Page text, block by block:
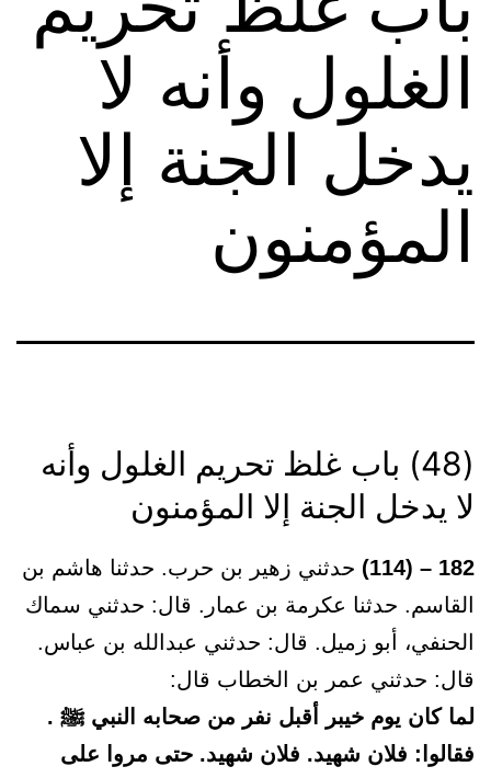
الغلول وأنه لا
يدخل الجنة إلا
المؤمنون
(48) باب غلظ تحريم الغلول وأنه
لا يدخل الجنة إلا المؤمنون
182 – (114)
حدثني زهير بن حرب. حدثنا هاشم بن
القاسم. حدثنا عكرمة بن عمار. قال: حدثني سماك
الحنفي، أبو زميل. قال: حدثني عبدالله بن عباس.
قال: حدثني عمر بن الخطاب قال:
لما كان يوم خيبر أقبل نفر من صحابه النبي ﷺ .
فقالوا: فلان شهيد. فلان شهيد. حتى مروا على